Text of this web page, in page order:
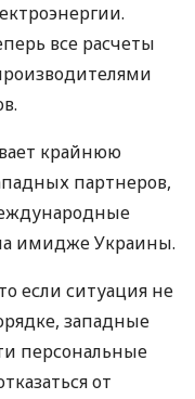
все расчеты
крайнюю
партнеров,
имидже Украины.
если ситуация не
западные
персональные
от